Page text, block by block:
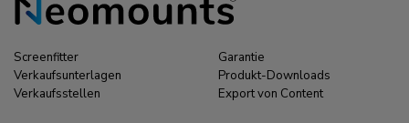
Screenfitter
Verkaufsunterlagen
Verkaufsstellen
Garantie
Produkt-Downloads
Export von Content